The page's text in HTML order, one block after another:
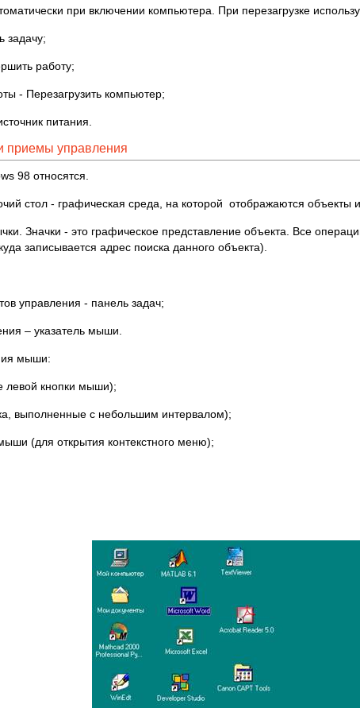
при включении компьютера. При перезагрузке
задачу;
работу;
- Перезагрузить компьютер;
питания.
приемы управления
98 относятся.
стол - графическая среда, на которой отображаются объекты
Значки - это графическое представление объекта. Все
записывается адрес поиска данного объекта).
управления - панель задач;
– указатель мыши.
мыши:
левой кнопки мыши);
выполненные с небольшим интервалом);
(для открытия контекстного меню);